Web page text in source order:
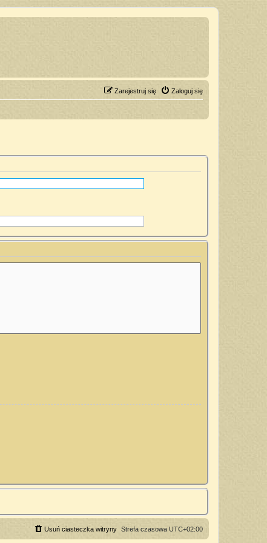
Zaloguj się
Zarejestruj się
Strefa czasowa UTC+02:00
Usuń ciasteczka witryny